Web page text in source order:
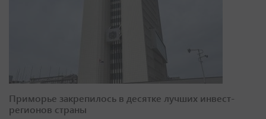
Приморье закрепилось в десятке лучших инвест-
регионов страны